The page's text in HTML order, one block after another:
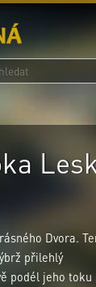
Dvora.
přilehlý
podél jeho